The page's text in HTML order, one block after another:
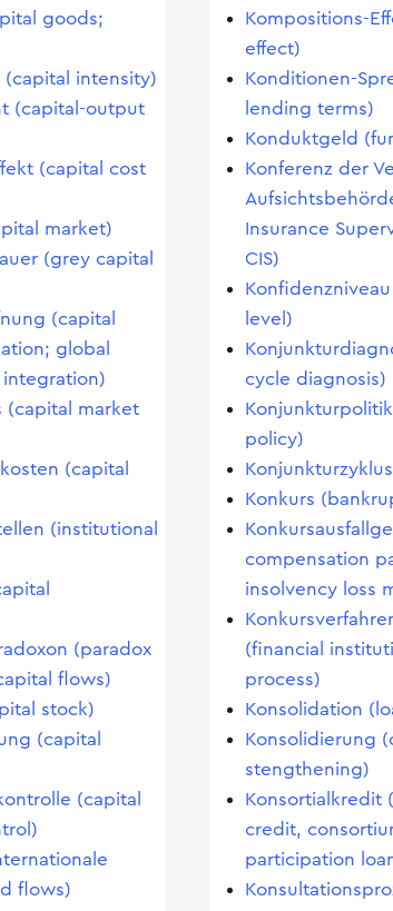
goods;
intensity)
(capital-output
(capital cost
market)
(grey capital
(capital
global
(capital market
(capital
(institutional
(paradox
flows)
stock)
(capital
(capital
flows)
Kompositions-
effect)
Konditionen-
lending terms)
Konduktgeld
Konferenz der
Insurance
CIS)
level)
cycle diagnosis)
policy)
Konkurs
compensation
insolvency loss
(financial
process)
Konsolidation
Konsolidierung
stengthening)
Konsortialkredit
credit,
participation